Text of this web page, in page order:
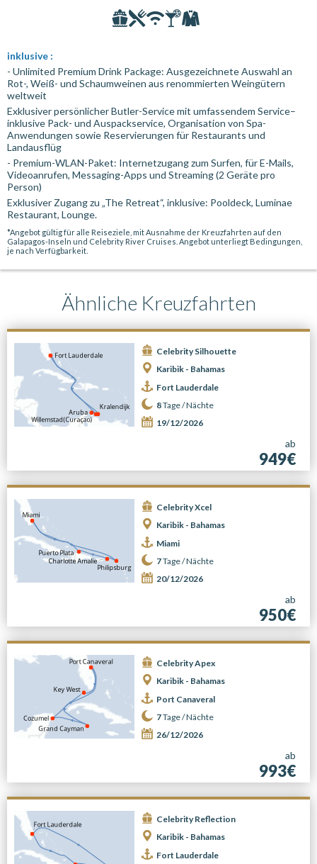
inklusive :
- Unlimited Premium Drink Package: Ausgezeichnete Auswahl an
Rot-, Weiß- und Schaumweinen aus renommierten Weingütern
weltweit
Exklusiver persönlicher Butler-Service mit umfassendem Service–
inklusive Pack- und Auspackservice, Organisation von Spa-
Anwendungen sowie Reservierungen für Restaurants und
Landausflüg
- Premium-WLAN-Paket: Internetzugang zum Surfen, für E-Mails,
Videoanrufen, Messaging-Apps und Streaming (2 Geräte pro
Person)
Exklusiver Zugang zu „The Retreat“, inklusive: Pooldeck, Luminae
Restaurant, Lounge.
*Angebot gültig für alle Reiseziele, mit Ausnahme der Kreuzfahrten auf den
Galapagos-Inseln und Celebrity River Cruises. Angebot unterliegt Bedingungen,
je nach Verfügbarkeit.
Ähnliche Kreuzfahrten
Celebrity Silhouette
Karibik - Bahamas
Fort Lauderdale
8Tage /Nächte
19/12/2026
ab
949€
Celebrity Xcel
Karibik - Bahamas
Miami
7Tage /Nächte
20/12/2026
ab
950€
Celebrity Apex
Karibik - Bahamas
Port Canaveral
7Tage /Nächte
26/12/2026
ab
993€
Celebrity Reflection
Karibik - Bahamas
Fort Lauderdale